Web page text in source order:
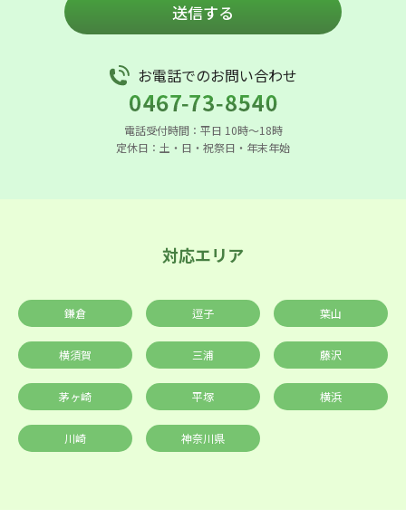
送信する
お電話でのお問い合わせ
電話受付時間：平日 10時〜18時
定休日：土・日・祝祭日・年末年始
対応エリア
鎌倉 逗子 葉山
横須賀 三浦 藤沢
茅ヶ崎 平塚 横浜
川崎 神奈川県